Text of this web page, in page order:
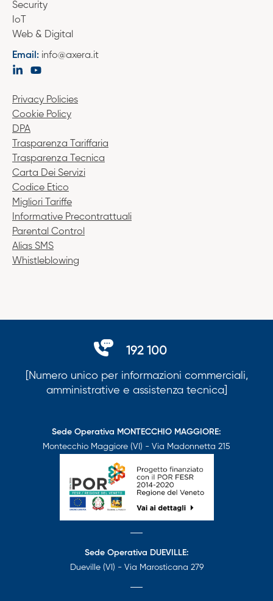
Security
IoT
Web & Digital
Email: info@axera.it
Privacy Policies
Cookie Policy
DPA
Trasparenza Tariffaria
Trasparenza Tecnica
Carta Dei Servizi
Codice Etico
Migliori Tariffe
Informative Precontrattuali
Parental Control
Alias SMS
Whistleblowing
192 100
[Numero unico per informazioni commerciali,
amministrative e assistenza tecnica]
Sede Operativa MONTECCHIO MAGGIORE:
Montecchio Maggiore (VI) - Via Madonnetta 215
Sede Operativa DUEVILLE:
Dueville (VI) - Via Marosticana 279